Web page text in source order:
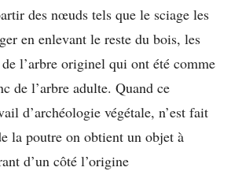
des nœuds tels que le sciage les
en enlevant le reste du bois, les
l’arbre originel qui ont été comme
de l’arbre adulte. Quand ce
d’archéologie végétale, n’est fait
la poutre on obtient un objet à
d’un côté l’origine